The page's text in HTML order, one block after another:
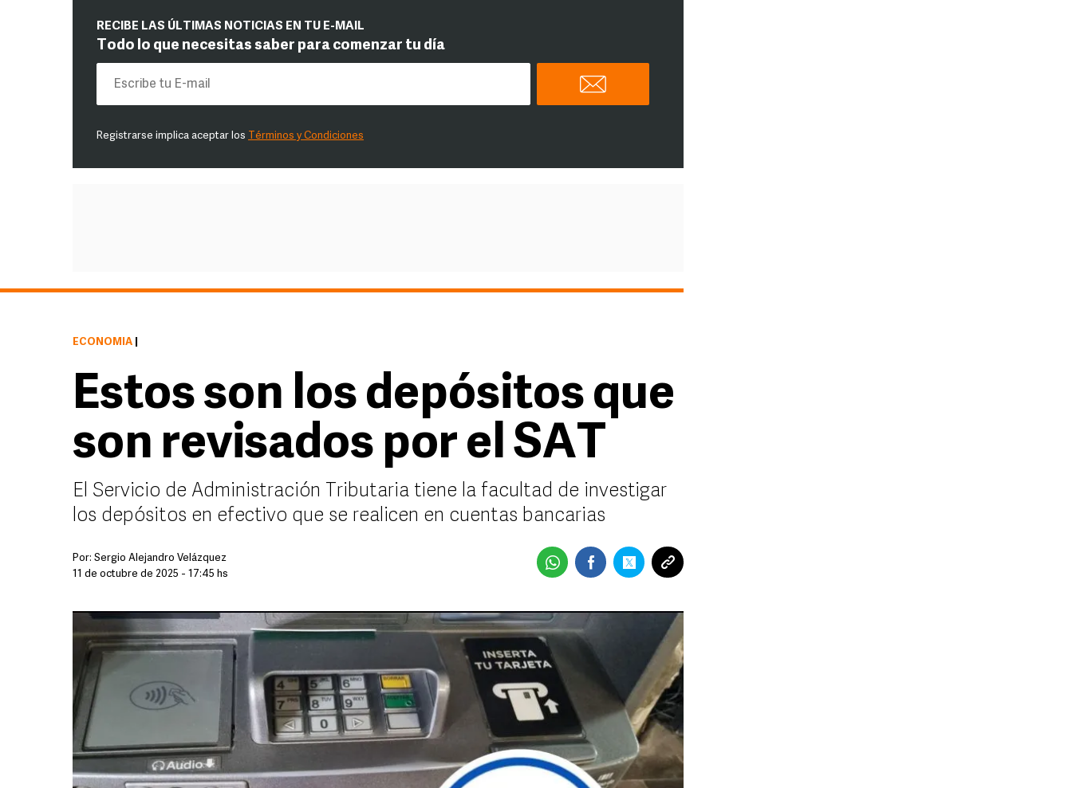
RECIBE LAS ÚLTIMAS NOTICIAS EN TU E-MAIL
Todo lo que necesitas saber para comenzar tu día
Registrarse implica aceptar los Términos y Condiciones
ECONOMÍA
Estos son los depósitos que
son revisados por el SAT
El Servicio de Administración Tributaria tiene la facultad de investigar
los depósitos en efectivo que se realicen en cuentas bancarias
Por: Sergio Alejandro Velázquez
11 de octubre de 2025 - 17:45 hs